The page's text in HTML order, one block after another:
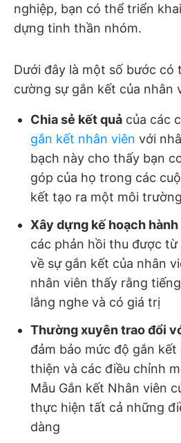
nghiệp, bạn có thể triển
dựng tinh thần nhóm.
Dưới đây là một số bước có
cường sự gắn kết của nhân
Chia sẻ kết quả của các
gắn kết nhân viên với
bạch này cho thấy bạn
góp của họ trong các
kết tạo ra một môi
Xây dựng kế hoạch
các phản hồi thu được
về sự gắn kết của nhân
nhân viên thấy rằng
lắng nghe và có giá trị
Thường xuyên trao đổi
đảm bảo mức độ gắn kết
thiện và các điều chỉnh
Mẫu Gắn kết Nhân viên
thực hiện tất cả những
dàng